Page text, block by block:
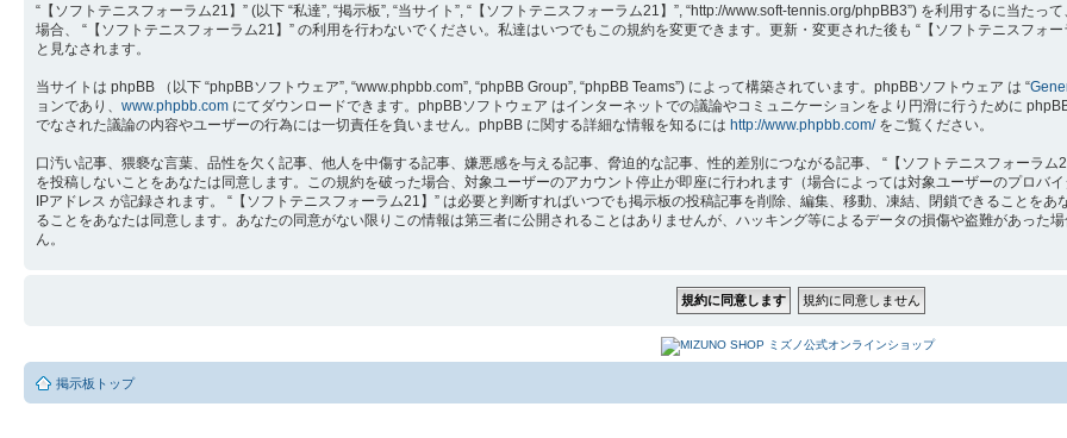
“【ソフトテニスフォーラム21】” (以下 “私達”, “掲示板”, “当サイト”, “【ソフトテニスフォーラム21】”, “http://www.soft-tennis.org/phpBB3”) を利用するに当た
場合、 “【ソフトテニスフォーラム21】” の利用を行わないでください。私達はいつでもこの規約を変更できます。更新・変更された後も “【ソフトテニスフォ
と見なされます。
当サイトは phpBB （以下 “phpBBソフトウェア”, “www.phpbb.com”, “phpBB Group”, “phpBB Teams”) によって構築されています。phpBBソフトウェア は “
ョンであり、 www.phpbb.com にてダウンロードできます。phpBBソフトウェア はインターネットでの議論やコミュニケーションをより円滑に行うために
でなされた議論の内容やユーザーの行為には一切責任を負いません。phpBB に関する詳細な情報を知るには http://www.phpbb.com/をご覧ください。
口汚い記事、猥褻な言葉、品性を欠く記事、他人を中傷する記事、嫌悪感を与える記事、脅迫的な記事、性的差別につながる記事、 “【ソフトテニスフォーラ
を投稿しないことをあなたは同意します。この規約を破った場合、対象ユーザーのアカウント停止が即座に行われます（場合によっては対象ユーザーのプロバ
IPアドレス が記録されます。 “【ソフトテニスフォーラム21】” は必要と判断すればいつでも掲示板の投稿記事を削除、編集、移動、凍結、閉鎖できることを
ることをあなたは同意します。あなたの同意がない限りこの情報は第三者に公開されることはありませんが、ハッキング等によるデータの損傷や盗難があった
ん。
掲示板トップ